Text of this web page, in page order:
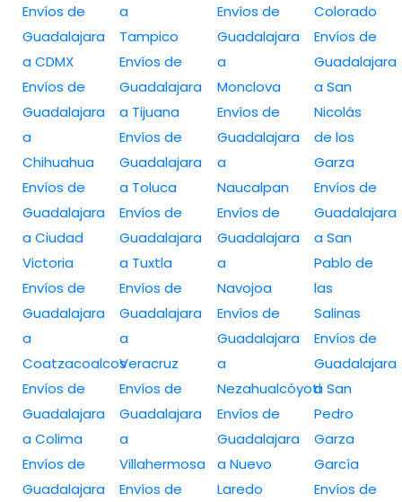
Envíos de
Guadalajara
a CDMX
Envíos de
Guadalajara
a
Chihuahua
Envíos de
Guadalajara
a Ciudad
Victoria
Envíos de
Guadalajara
a
Coatzacoalcos
Envíos de
Guadalajara
a Colima
Envíos de
Guadalajara
a
Tampico
Envíos de
Guadalajara
a Tijuana
Envíos de
Guadalajara
a Toluca
Envíos de
Guadalajara
a Tuxtla
Envíos de
Guadalajara
a
Veracruz
Envíos de
Guadalajara
a
Villahermosa
Envíos de
Envíos de
Guadalajara
a
Monclova
Envíos de
Guadalajara
a
Naucalpan
Envíos de
Guadalajara
a
Navojoa
Envíos de
Guadalajara
a
Nezahualcóyotl
Envíos de
Guadalajara
a Nuevo
Laredo
Colorado
Envíos de
Guadalajara
a San
Nicolás
de los
Garza
Envíos de
Guadalajara
a San
Pablo de
las
Salinas
Envíos de
Guadalajara
a San
Pedro
Garza
García
Envíos de